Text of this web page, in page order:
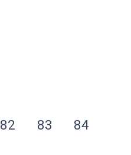
82 83 84